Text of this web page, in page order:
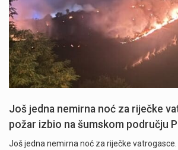
Još jedna nemirna noć za riječke
požar izbio na šumskom području
Još jedna nemirna noć za riječke